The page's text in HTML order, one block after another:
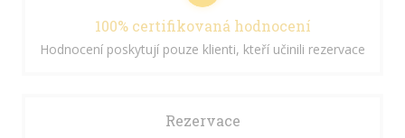
100% certifikovaná hodnocení
Hodnocení poskytují pouze klienti, kteří učinili rezervace
Rezervace